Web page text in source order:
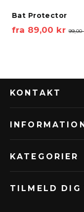
Bat Protector
fra 89,00 kr99,00
KONTAKT
KATEGORIER
TILMELD DIG